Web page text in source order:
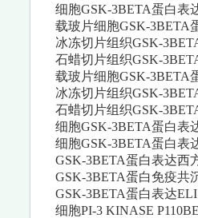
细胞GSK-3BETA蛋白
载玻片细胞GSK-
冰冻切片组织GSK-
石蜡切片组织GSK-
载玻片细胞GSK-
冰冻切片组织GSK-
石蜡切片组织GSK-
细胞GSK-3BETA蛋白
细胞GSK-3BETA蛋白
GSK-3BETA蛋白表达
GSK-3BETA蛋白免疫
GSK-3BETA蛋白表达
细胞PI-3 KINASE